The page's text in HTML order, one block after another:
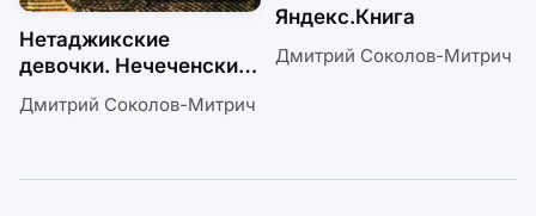
Нетаджикские
девочки. Нечеченские
мальчики
Дмитрий Соколов-Митрич
Яндекс.Книга
Дмитрий Соколов-Митрич